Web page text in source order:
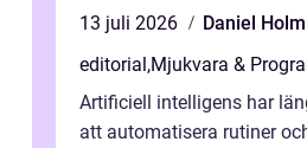
13 juli 2026
Daniel Holm
editorial,Mjukvara &
Artificiell intelligens har
att automatisera rutiner